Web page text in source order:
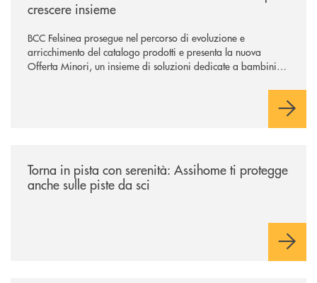
crescere insieme
BCC Felsinea prosegue nel percorso di evoluzione e
arricchimento del catalogo prodotti e presenta la nuova
Offerta Minori, un insieme di soluzioni dedicate a bambini e
sviluppo di una relazione consapevole con il denaro, sempre
Torna in pista con serenità: Assihome ti protegge
anche sulle piste da sci